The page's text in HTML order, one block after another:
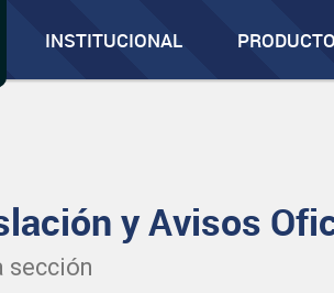
INSTITUCIONAL
y Avisos
sección